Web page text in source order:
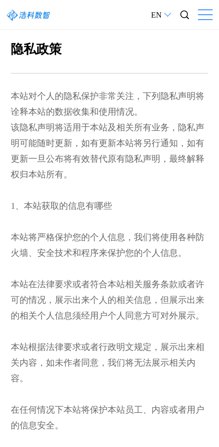
EN
隐私政策
本站对个人的隐私保护非常关注，下列隐私声明将
诠释本站的数据收集和使用情况。
该隐私声明将适用于本站及相关所有业务，隐私声
明可能随时更新，如有更新本站将另行通知，如有
更新一旦公布将有效替代原有隐私声明，最终解释
权归本站所有。
1、本站获取的信息有哪些
本站将严格保护您的个人信息，我们将使用各种防
火墙、安全技术和程序来保护您的个人信息。
本站在法律要求或者符合本站相关服务条款或者许
可的情况，展示出来个人的相关信息，但展示出来
的相关个人信息须经用户个人同意方可对外展示。
本站根据法律要求或者行政明文规定，展示出来相
关内容，如未作者同意，我们将无法展示相关内
容。
在任何情况下本站将保护本站员工、内容或者用户
的信息安全。